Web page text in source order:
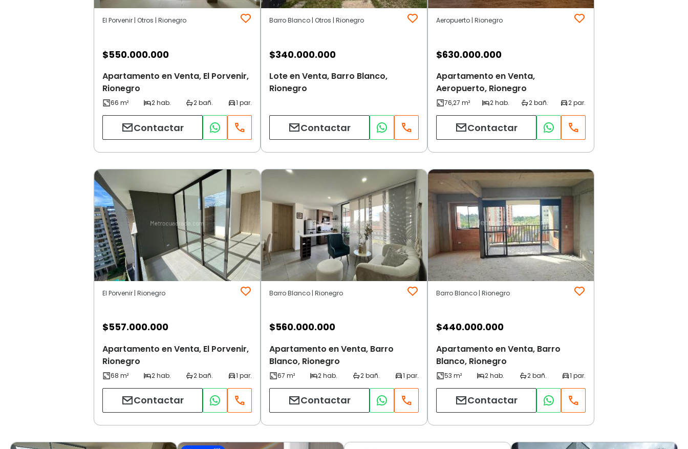
El Porvenir | Otros | Rionegro
$550.000.000
Apartamento en Venta, El Porvenir,
Rionegro
Contactar
Barro Blanco | Otros | Rionegro
$340.000.000
Lote en Venta, Barro Blanco,
Rionegro
Contactar
Aeropuerto | Rionegro
$630.000.000
Apartamento en Venta,
Aeropuerto, Rionegro
Contactar
El Porvenir | Rionegro
$557.000.000
Apartamento en Venta, El Porvenir,
Rionegro
Contactar
Barro Blanco | Rionegro
$560.000.000
Apartamento en Venta, Barro
Blanco, Rionegro
Contactar
Barro Blanco | Rionegro
$440.000.000
Apartamento en Venta, Barro
Blanco, Rionegro
Contactar